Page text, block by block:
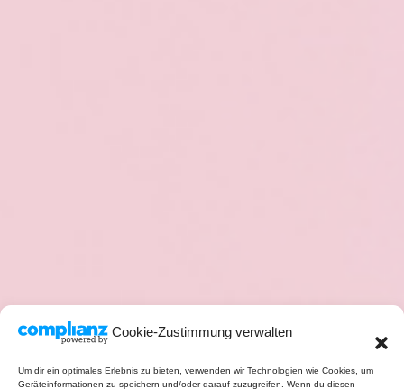
Cookie-Zustimmung verwalten
Um dir ein optimales Erlebnis zu bieten, verwenden wir Technologien wie Cookies, um
Geräteinformationen zu speichern und/oder darauf zuzugreifen. Wenn du diesen